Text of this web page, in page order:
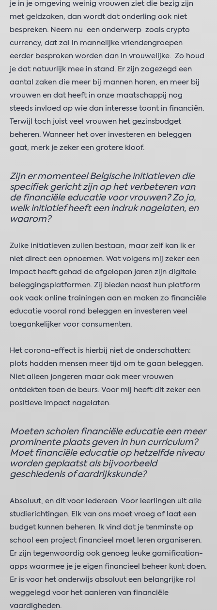
je in je omgeving weinig vrouwen ziet die bezig zijn
met geldzaken, dan wordt dat onderling ook niet
bespreken. Neem nu een onderwerp zoals crypto
currency, dat zal in mannelijke vriendengroepen
eerder besproken worden dan in vrouwelijke. Zo houd
je dat natuurlijk mee in stand. Er zijn zogezegd een
aantal zaken die meer bij mannen horen, en meer bij
vrouwen en dat heeft in onze maatschappij nog
steeds invloed op wie dan interesse toont in financiën.
Terwijl toch juist veel vrouwen het gezinsbudget
beheren. Wanneer het over investeren en beleggen
gaat, merk je zeker een grotere kloof.
Zijn er momenteel Belgische initiatieven die
specifiek gericht zijn op het verbeteren van
de financiële educatie voor vrouwen? Zo ja,
welk initiatief heeft een indruk nagelaten, en
waarom?
Zulke initiatieven zullen bestaan, maar zelf kan ik er
niet direct een opnoemen. Wat volgens mij zeker een
impact heeft gehad de afgelopen jaren zijn digitale
beleggingsplatformen. Zij bieden naast hun platform
ook vaak online trainingen aan en maken zo financiële
educatie vooral rond beleggen en investeren veel
toegankelijker voor consumenten.
Het corona-effect is hierbij niet de onderschatten:
plots hadden mensen meer tijd om te gaan beleggen.
Niet alleen jongeren maar ook meer vrouwen
ontdekten toen de beurs. Voor mij heeft dit zeker een
positieve impact nagelaten.
Moeten scholen financiële educatie een meer
prominente plaats geven in hun curriculum?
Moet financiële educatie op hetzelfde niveau
worden geplaatst als bijvoorbeeld
geschiedenis of aardrijkskunde?
Absoluut, en dit voor iedereen. Voor leerlingen uit alle
studierichtingen. Elk van ons moet vroeg of laat een
budget kunnen beheren. Ik vind dat je tenminste op
school een project financieel moet leren organiseren.
Er zijn tegenwoordig ook genoeg leuke gamification-
apps waarmee je je eigen financieel beheer kunt doen.
Er is voor het onderwijs absoluut een belangrijke rol
weggelegd voor het aanleren van financiële
vaardigheden.